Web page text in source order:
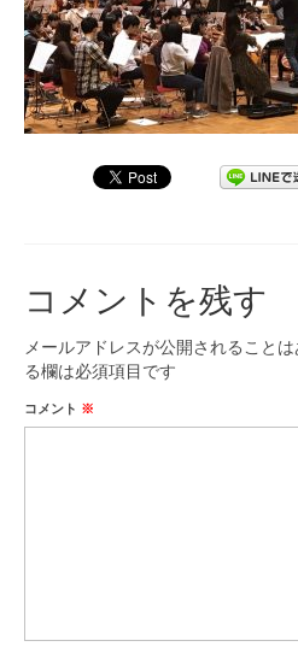
ご寄付のお願い
演奏会の歴史
出張演奏
九大フィル特集ページ
コメントを残す
メールアドレスが公開されることは
る欄は必須項目です
コメント ※